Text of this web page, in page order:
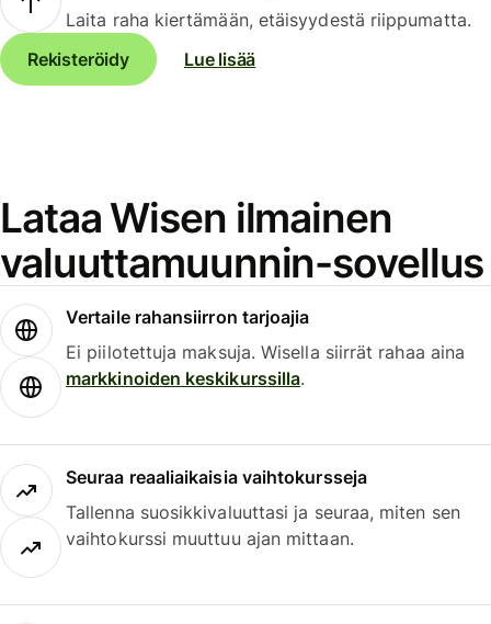
Laita raha kiertämään, etäisyydestä riippumatta.
Rekisteröidy
Lue lisää
Lataa Wisen ilmainen
valuuttamuunnin-sovellus
Vertaile rahansiirron tarjoajia
Ei piilotettuja maksuja. Wisella siirrät rahaa aina
markkinoiden keskikurssilla.
Seuraa reaaliaikaisia vaihtokursseja
Tallenna suosikkivaluuttasi ja seuraa, miten sen
vaihtokurssi muuttuu ajan mittaan.